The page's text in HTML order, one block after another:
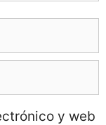
y web